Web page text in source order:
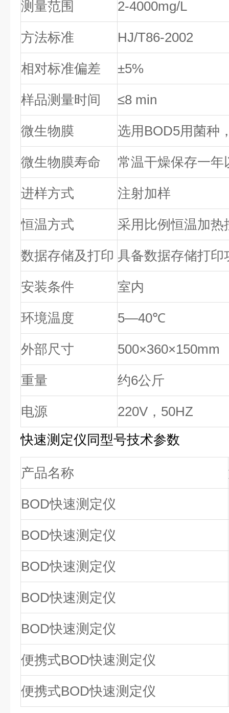
测量范围 2-4000mg/L
方法标准 HJ/T86-2002
相对标准偏差 ±5%
样品测量时间 ≤8 min
微生物膜 选用BOD5用菌种
微生物膜寿命 常温干燥保存一
进样方式 注射加样
恒温方式 采用比例恒温加
数据存储及打印 具备数据存储打
安装条件 室内
环境温度 5—40℃
外部尺寸 500×360×150mm
重量 约6公斤
电源
220V，50HZ
快速测定仪同型号技术参数
产品名称
BOD快速测定仪
BOD快速测定仪
BOD快速测定仪
BOD快速测定仪
BOD快速测定仪
便携式BOD快速测定仪
便携式BOD快速测定仪